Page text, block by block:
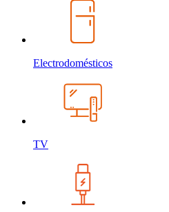
Electrodomésticos
TV